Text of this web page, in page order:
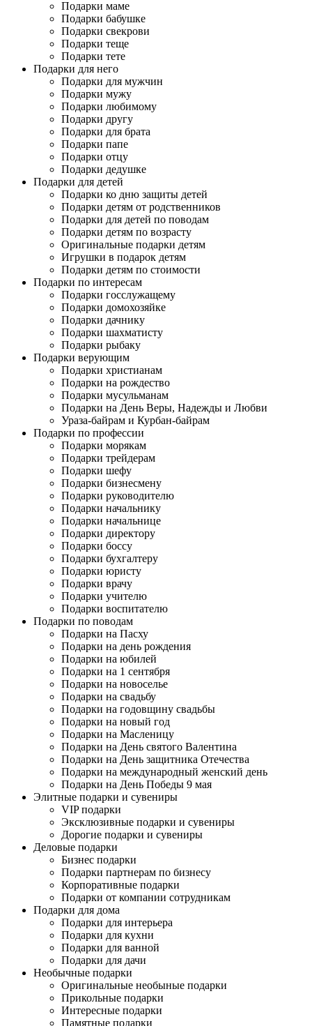
Подарки маме
Подарки бабушке
Подарки свекрови
Подарки теще
Подарки тете
Подарки для него
Подарки для мужчин
Подарки мужу
Подарки любимому
Подарки другу
Подарки для брата
Подарки папе
Подарки отцу
Подарки дедушке
Подарки для детей
Подарки ко дню защиты детей
Подарки детям от родственников
Подарки для детей по поводам
Подарки детям по возрасту
Оригинальные подарки детям
Игрушки в подарок детям
Подарки детям по стоимости
Подарки по интересам
Подарки госслужащему
Подарки домохозяйке
Подарки дачнику
Подарки шахматисту
Подарки рыбаку
Подарки верующим
Подарки христианам
Подарки на рождество
Подарки мусульманам
Подарки на День Веры, Надежды и Любви
Ураза-байрам и Курбан-байрам
Подарки по профессии
Подарки морякам
Подарки трейдерам
Подарки шефу
Подарки бизнесмену
Подарки руководителю
Подарки начальнику
Подарки начальнице
Подарки директору
Подарки боссу
Подарки бухгалтеру
Подарки юристу
Подарки врачу
Подарки учителю
Подарки воспитателю
Подарки по поводам
Подарки на Пасху
Подарки на день рождения
Подарки на юбилей
Подарки на 1 сентября
Подарки на новоселье
Подарки на свадьбу
Подарки на годовщину свадьбы
Подарки на новый год
Подарки на Масленицу
Подарки на День святого Валентина
Подарки на День защитника Отечества
Подарки на международный женский день
Подарки на День Победы 9 мая
Элитные подарки и сувениры
VIP подарки
Эксклюзивные подарки и сувениры
Дорогие подарки и сувениры
Деловые подарки
Бизнес подарки
Подарки партнерам по бизнесу
Корпоративные подарки
Подарки от компании сотрудникам
Подарки для дома
Подарки для интерьера
Подарки для кухни
Подарки для ванной
Подарки для дачи
Необычные подарки
Оригинальные необыные подарки
Прикольные подарки
Интересные подарки
Памятные подарки